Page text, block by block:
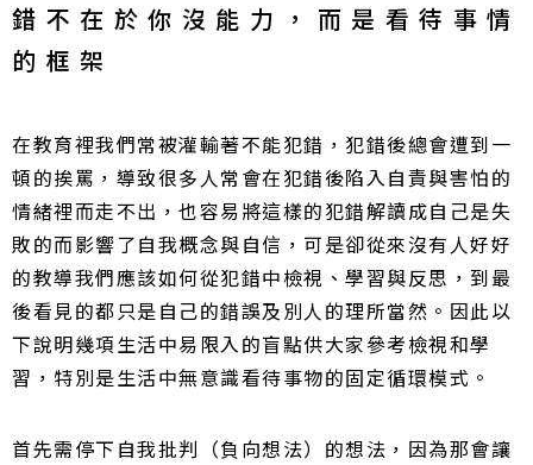
錯不在於你沒能力，而是看待事情
的框架
在教育裡我們常被灌輸著不能犯錯，犯錯後總會遭到一
頓的挨罵，導致很多人常會在犯錯後陷入自責與害怕的
情緒裡而走不出，也容易將這樣的犯錯解讀成自己是失
敗的而影響了自我概念與自信，可是卻從來沒有人好好
的教導我們應該如何從犯錯中檢視、學習與反思，到最
後看見的都只是自己的錯誤及別人的理所當然。因此以
下說明幾項生活中易限入的盲點供大家參考檢視和學
習，特別是生活中無意識看待事物的固定循環模式。
首先需停下自我批判（負向想法）的想法，因為那會讓